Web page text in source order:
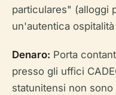
particulares" (alloggi
un'autentica
Denaro: Porta
presso gli uffici
statunitensi non